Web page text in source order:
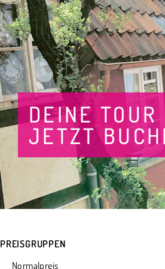
DEINE TOUR
JETZT
PREISGRUPPEN
Normalpreis